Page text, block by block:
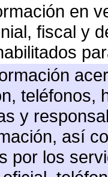
en
fiscal y
teléfonos,
y
así
por los